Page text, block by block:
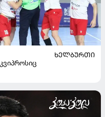
ᲮᲔᲚᲑᲣᲠᲗᲘ